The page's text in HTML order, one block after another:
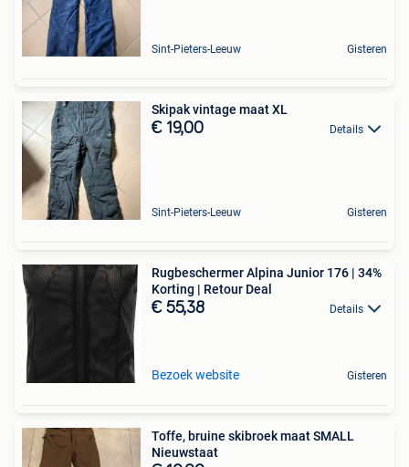
Sint-Pieters-Leeuw Gisteren
Skipak vintage maat XL
€ 19,00 Details
Sint-Pieters-Leeuw Gisteren
Rugbeschermer Alpina Junior 176 | 34%
Korting | Retour Deal
€ 55,38 Details
Bezoek website Gisteren
Toffe, bruine skibroek maat SMALL
Nieuwstaat